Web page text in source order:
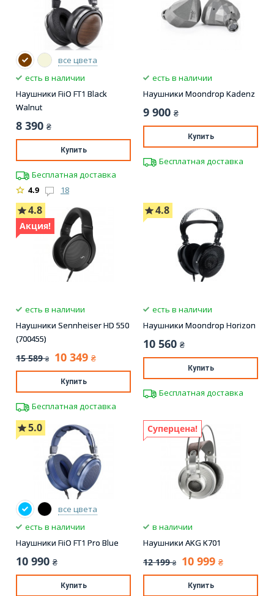
все цвета
есть в наличии
Наушники FiiO FT1 Black
Walnut
8 390 ₴
Купить
Бесплатная доставка
4.9
18
есть в наличии
Наушники Moondrop Kadenz
9 900 ₴
Купить
Бесплатная доставка
4.8
Акция!
есть в наличии
Наушники Sennheiser HD 550
(700455)
15 589 ₴ 10 349 ₴
Купить
Бесплатная доставка
4.8
есть в наличии
Наушники Moondrop Horizon
10 560 ₴
Купить
Бесплатная доставка
5.0
все цвета
есть в наличии
Наушники FiiO FT1 Pro Blue
10 990 ₴
Купить
Суперцена!
в наличии
Наушники AKG K701
12 199 ₴ 10 999 ₴
Купить